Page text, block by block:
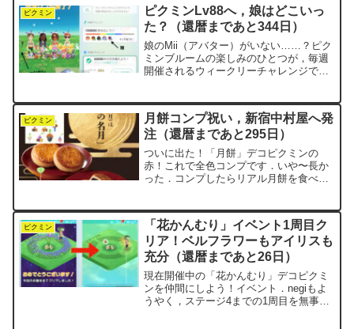
ピクミン
ピクミンLv88へ，娘はどこいっ
た？（還暦まであと344日）
娘のMii（アバター）がいない……？ピク
ミンブルームの楽しみのひとつが，毎週
開催されるウィークリーチャレンジで
族5人で毎週参加しています．今週も，
10万歩と3万本...
ピクミン
月餅コンプ祝い，新宿中村屋へ発
注（還暦まであと295日）
ついに出た！「月餅」デコピクミンの
赤！これで全色コンプです．いや〜長か
った．コンプしたらリアル月餅を食べよ
毎週のように東京へ車で通っていた頃，
新宿駅東口の紀伊國屋書店に...
ピクミン
「花かんむり」イベント1周目ク
リア！ベルフラワーもアイリスも
充分（還暦まであと26日）
現在開催中の「花かんむり」デコピクミ
ンを仲間にしよう！イベント．negiもよ
うやく，ステージ4までの1周目を無事に